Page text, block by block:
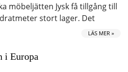
möbeljätten Jysk få tillgång till
stort lager. Det
LÄS MER »
i Europa